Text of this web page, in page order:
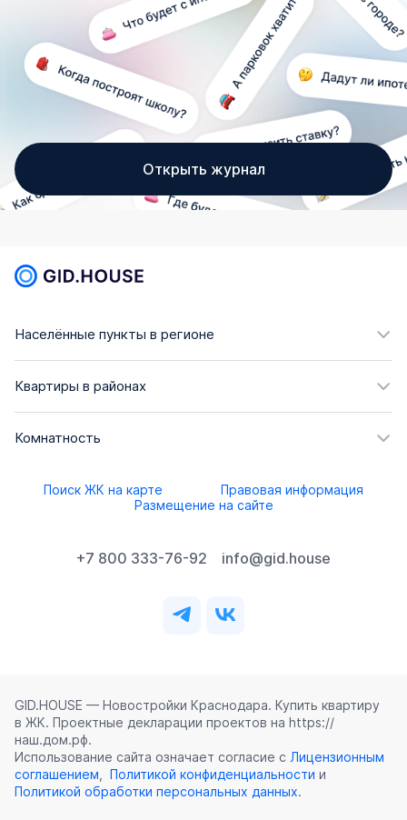
Открыть журнал
Населённые пункты в регионе
Квартиры в районах
Комнатность
Поиск ЖК на карте
Правовая информация
Размещение на сайте
+7 800 333-76-92 info@gid.house
GID.HOUSE — Новостройки Краснодара. Купить квартиру
в ЖК. Проектные декларации проектов на https://
наш.дом.рф.
Использование сайта означает согласие с Лицензионным
соглашением
Политикой конфиденциальности и
Политикой обработки персональных данных.